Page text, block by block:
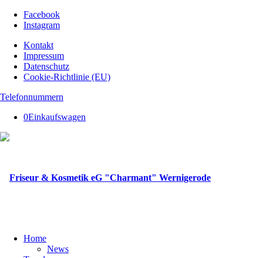
Facebook
Instagram
Kontakt
Impressum
Datenschutz
Cookie-Richtlinie (EU)
Telefonnummern
0Einkaufswagen
Home
News